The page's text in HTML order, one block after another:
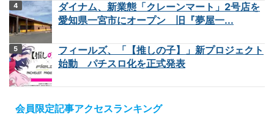
ダイナム、新業態「クレーンマート」2号店を
愛知県一宮市にオープン 旧『夢屋一...
フィールズ、「【推しの子】」新プロジェクト
始動 パチスロ化を正式発表
会員限定記事アクセスランキング